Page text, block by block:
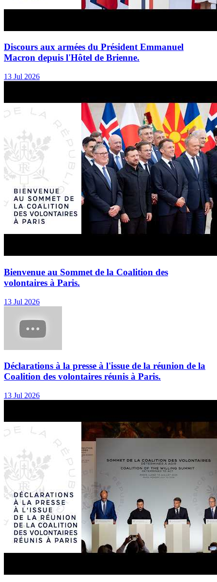
Discours aux armées du Président Emmanuel
Macron depuis l'Hôtel de Brienne.
13 Jul 2026
Bienvenue au Sommet de la Coalition des
volontaires à Paris.
13 Jul 2026
Déclarations à la presse à l'issue de la réunion de la
Coalition des volontaires réunis à Paris.
13 Jul 2026